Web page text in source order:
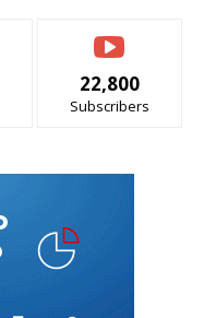
22,800
Subscribers